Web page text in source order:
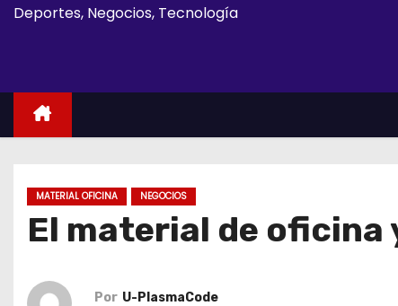
o
Deportes, Negocios, Tecnología
MATERIAL OFICINA NEGOCIOS
El material de oficina
Por U-PlasmaCode